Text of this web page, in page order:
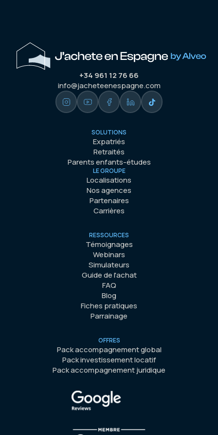
+34 961 12 76 66
info@jacheteenespagne.com
SOLUTIONS
Expatriés
Retraités
Parents enfants-études
LE GROUPE
Localisations
Nos agences
Partenaires
Carrières
RESSOURCES
Témoignages
Webinars
Simulateurs
Guide de l'achat
FAQ
Blog
Fiches pratiques
Parrainage
OFFRES
Pack accompagnement global
Pack investissement locatif
Pack accompagnement juridique